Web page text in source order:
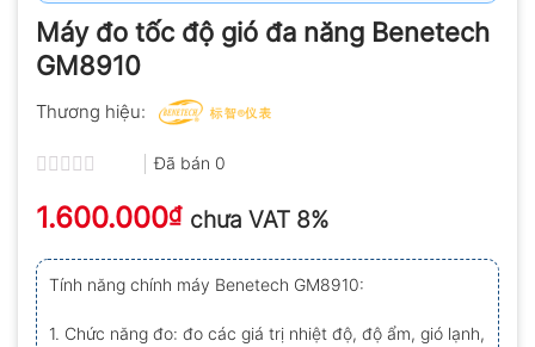
Máy đo tốc độ gió đa năng Benetech
GM8910
Thương hiệu:
xếp
hạng
5
sao
Đã bán 0
1.600.000₫ chưa VAT 8%
Tính năng chính máy Benetech GM8910:
1. Chức năng đo: đo các giá trị nhiệt độ, độ ẩm, gió lạnh,